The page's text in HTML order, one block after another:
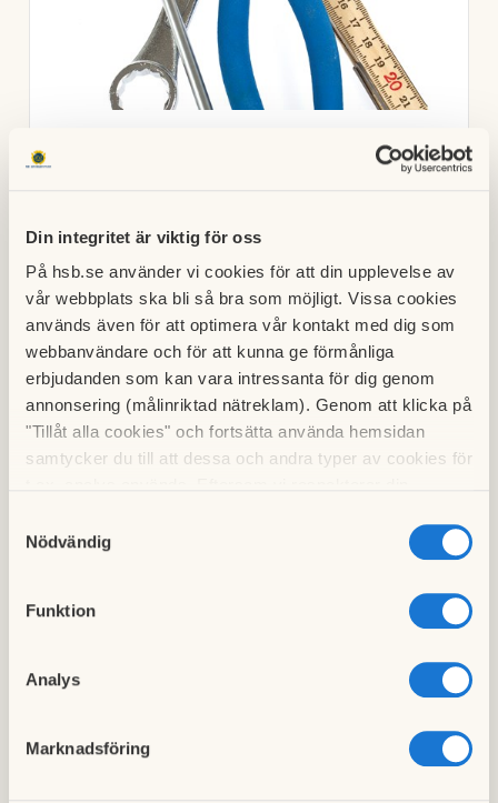
Din integritet är viktig för oss
På hsb.se använder vi cookies för att din upplevelse av
vår webbplats ska bli så bra som möjligt. Vissa cookies
används även för att optimera vår kontakt med dig som
webbanvändare och för att kunna ge förmånliga
erbjudanden som kan vara intressanta för dig genom
annonsering (målinriktad nätreklam). Genom att klicka på
"Tillåt alla cookies" och fortsätta använda hemsidan
samtycker du till att dessa och andra typer av cookies för
cookies och välja att endast tillåta ett urval.
Nödvändig
Funktion
Analys
Marknadsföring
Nyinflyttad? - Läs vårt välkomstbrev
I välkomstbrevet hittar du information till dig som
är nyinflyttad.